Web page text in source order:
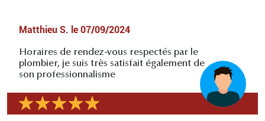
Matthieu S. le 07/09/2024
Horaires de rendez-vous respectés par le
plombier, je suis très satisfait également de
son professionnalisme